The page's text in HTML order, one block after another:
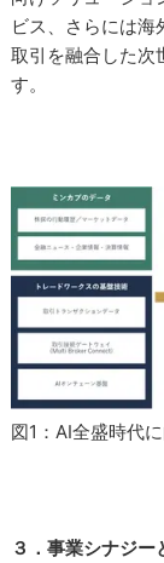
ビス、さらには海
取引を融合した次
す。
図1：AI全盛時代
３．事業シナジ